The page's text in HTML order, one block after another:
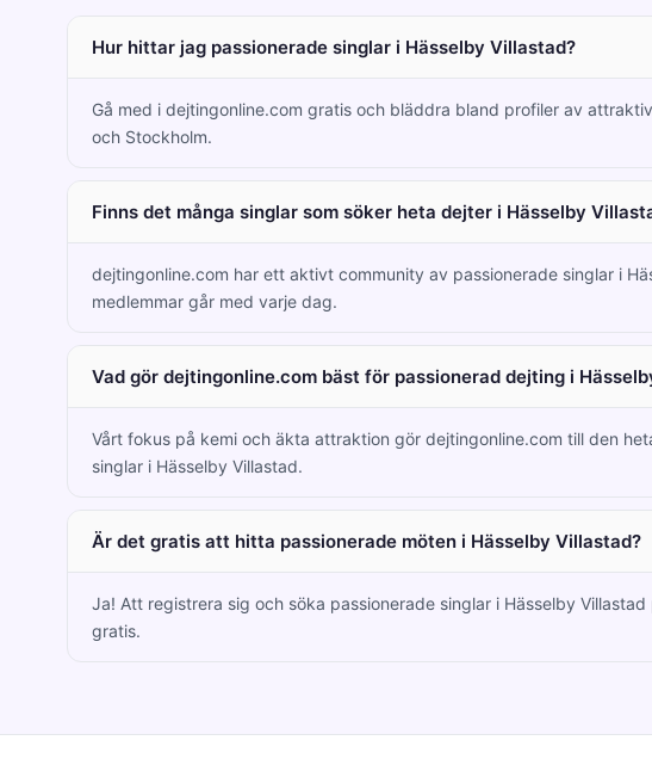
Hur hittar jag passionerade singlar i Hässelby Villastad?
Gå med i dejtingonline.com gratis och bläddra bland profiler av
och Stockholm.
Finns det många singlar som söker heta dejter i Hässelby
dejtingonline.com har ett aktivt community av passionerade singlar i
medlemmar går med varje dag.
Vad gör dejtingonline.com bäst för passionerad dejting i
Vårt fokus på kemi och äkta attraktion gör dejtingonline.com till den
singlar i Hässelby Villastad.
Är det gratis att hitta passionerade möten i Hässelby Villastad?
Ja! Att registrera sig och söka passionerade singlar i Hässelby
gratis.